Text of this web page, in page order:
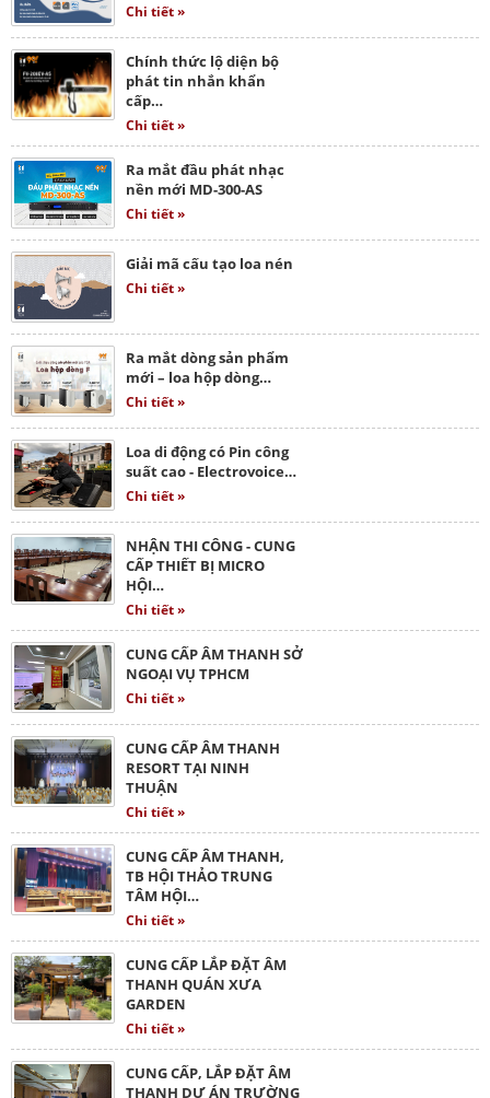
Chi tiết »
Chính thức lộ diện bộ
phát tin nhắn khẩn
cấp…
Chi tiết »
Ra mắt đầu phát nhạc
nền mới MD-300-AS
Chi tiết »
Giải mã cấu tạo loa nén
Chi tiết »
Ra mắt dòng sản phẩm
mới – loa hộp dòng…
Chi tiết »
Loa di động có Pin công
suất cao - Electrovoice…
Chi tiết »
NHẬN THI CÔNG - CUNG
CẤP THIẾT BỊ MICRO
HỘI…
Chi tiết »
CUNG CẤP ÂM THANH SỞ
NGOẠI VỤ TPHCM
Chi tiết »
CUNG CẤP ÂM THANH
RESORT TẠI NINH
THUẬN
Chi tiết »
CUNG CẤP ÂM THANH,
TB HỘI THẢO TRUNG
TÂM HỘI…
Chi tiết »
CUNG CẤP LẮP ĐẶT ÂM
THANH QUÁN XƯA
GARDEN
Chi tiết »
CUNG CẤP, LẮP ĐẶT ÂM
THANH DỰ ÁN TRƯỜNG